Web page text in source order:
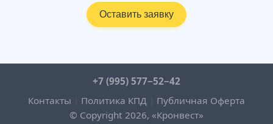
Оставить заявку
© Copyright 2026, «Кронвест»
+7 (995) 577−52−42
Контакты
Политика КПД Публичная Оферта